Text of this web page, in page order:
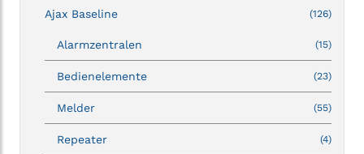
Ajax Baseline (126)
Alarmzentralen (15)
Bedienelemente (23)
Melder (55)
Repeater (4)